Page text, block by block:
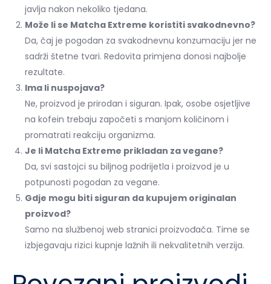
javlja nakon nekoliko tjedana.
Može li se Matcha Extreme koristiti svakodnevno?
Da, čaj je pogodan za svakodnevnu konzumaciju jer ne
sadrži štetne tvari. Redovita primjena donosi najbolje
rezultate.
Ima li nuspojava?
Ne, proizvod je prirodan i siguran. Ipak, osobe osjetljive
na kofein trebaju započeti s manjom količinom i
promatrati reakciju organizma.
Je li Matcha Extreme prikladan za vegane?
Da, svi sastojci su biljnog podrijetla i proizvod je u
potpunosti pogodan za vegane.
Gdje mogu biti siguran da kupujem originalan
proizvod?
Samo na službenoj web stranici proizvođača. Time se
izbjegavaju rizici kupnje lažnih ili nekvalitetnih verzija.